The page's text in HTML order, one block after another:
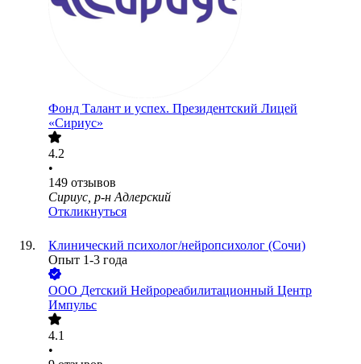
Фонд Талант и успех. Президентский Лицей
«Сириус»
4.2
•
149 отзывов
Сириус, р-н Адлерский
Откликнуться
Клинический психолог/нейропсихолог (Сочи)
Опыт 1-3 года
ООО Детский Нейрореабилитационный Центр
Импульс
4.1
•